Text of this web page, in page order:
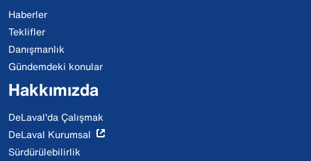
Haberler
Teklifler
Danışmanlık
Gündemdeki konular
Hakkımızda
DeLaval'da Çalışmak
DeLaval Kurumsal
Sürdürülebilirlik